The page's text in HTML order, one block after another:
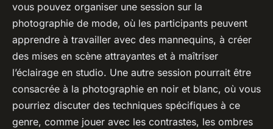
vous pouvez organiser une session sur la
photographie de mode, où les participants peuvent
apprendre à travailler avec des mannequins, à créer
des mises en scène attrayantes et à maîtriser
l’éclairage en studio. Une autre session pourrait être
consacrée à la photographie en noir et blanc, où vous
pourriez discuter des techniques spécifiques à ce
genre, comme jouer avec les contrastes, les ombres